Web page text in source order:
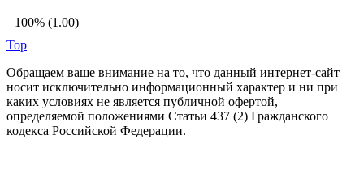
100% (1.00)
Top
Обращаем ваше внимание на то, что данный интернет-сайт
носит исключительно информационный характер и ни при
каких условиях не является публичной офертой,
определяемой положениями Статьи 437 (2) Гражданского
кодекса Российской Федерации.